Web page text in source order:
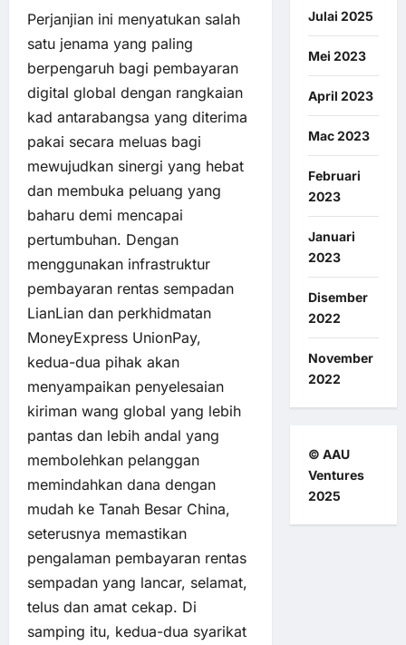
Perjanjian ini menyatukan salah
satu jenama yang paling
berpengaruh bagi pembayaran
digital global dengan rangkaian
kad antarabangsa yang diterima
pakai secara meluas bagi
mewujudkan sinergi yang hebat
dan membuka peluang yang
baharu demi mencapai
pertumbuhan. Dengan
menggunakan infrastruktur
pembayaran rentas sempadan
LianLian dan perkhidmatan
MoneyExpress UnionPay,
kedua-dua pihak akan
menyampaikan penyelesaian
kiriman wang global yang lebih
pantas dan lebih andal yang
membolehkan pelanggan
memindahkan dana dengan
mudah ke Tanah Besar China,
seterusnya memastikan
pengalaman pembayaran rentas
sempadan yang lancar, selamat,
telus dan amat cekap. Di
samping itu, kedua-dua syarikat
Julai 2025
Mei 2023
April 2023
Mac 2023
Februari
2023
Januari
2023
Disember
2022
November
2022
© AAU
Ventures
2025